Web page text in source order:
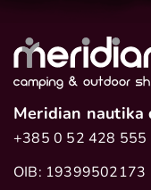
Meridian nautika
+385 0 52 428 555
OIB: 19399502173